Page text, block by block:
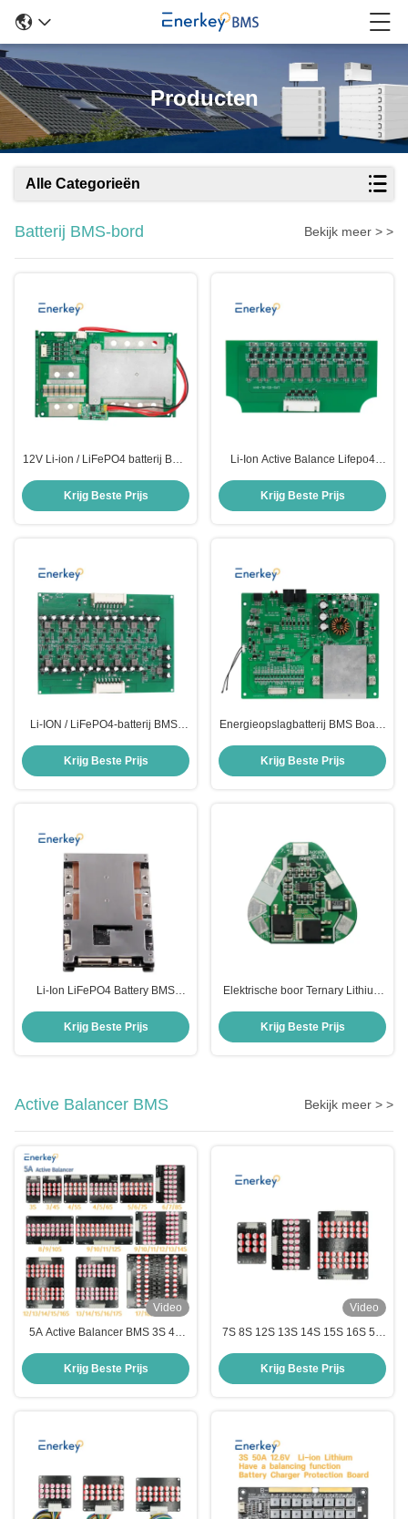
Producten
Alle Categorieën
Batterij BMS-bord Bekijk meer > >
12V Li-ion / LiFePO4 batterij BMS
4S 100A 150A PCM type
Krijg Beste Prijs
Li-Ion Active Balance Lifepo4
25.6V Met RS485 RS232 Bt
Krijg Beste Prijs
Li-ION / LiFePO4-batterij BMS-
Battery Management Systems
Krijg Beste Prijs
Energieopslagbatterij BMS Board
30A 40A 50A Met RS485
Krijg Beste Prijs
Li-Ion LiFePO4 Battery BMS
RS422 RS485 CAN USART
Krijg Beste Prijs
Elektrische boor Ternary Lithium
piekstartstroom 60A
Krijg Beste Prijs
Active Balancer BMS Bekijk meer > >
Video
5A Active Balancer BMS 3S 4S
LTO Lithiumbatterij Equalizer
Krijg Beste Prijs
Video
7S 8S 12S 13S 14S 15S 16S 5A
noodstroomvoorziening
Krijg Beste Prijs